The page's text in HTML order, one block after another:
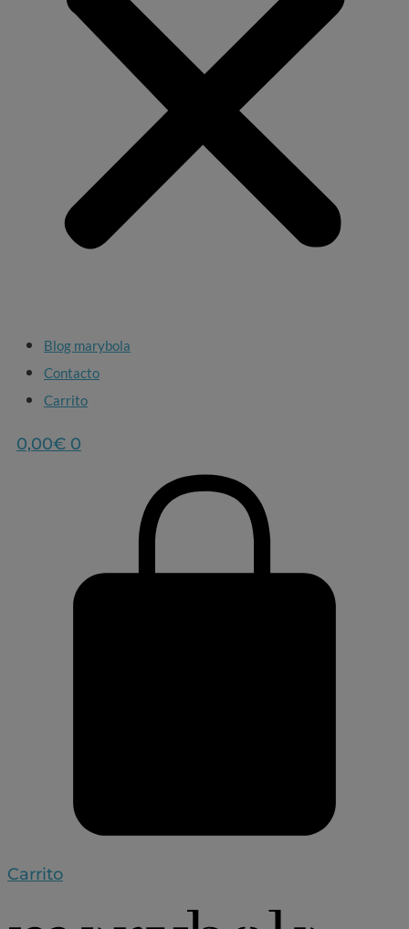
Blog marybola
Contacto
Carrito
0,00€ 0
Carrito